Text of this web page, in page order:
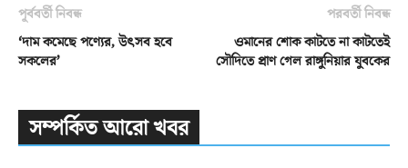
পূর্ববর্তী নিবন্ধ
‘দাম কমেছে পণ্যের, উৎসব হবে
সকলের’
পরবর্তী নিবন্ধ
ওমানের শোক কাটতে না কাটতেই
সৌদিতে প্রাণ গেল রাঙ্গুনিয়ার যুবকের
সম্পর্কিত আরো খবর